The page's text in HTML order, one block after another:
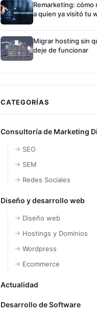
Remarketing: cómo
a quien ya visitó tu
Migrar hosting sin
deje de funcionar
CATEGORÍAS
Consultoría de Marketing
SEO
SEM
Redes Sociales
Diseño y desarrollo web
Diseño web
Hostings y Dominios
Wordpress
Ecommerce
Actualidad
Desarrollo de Software